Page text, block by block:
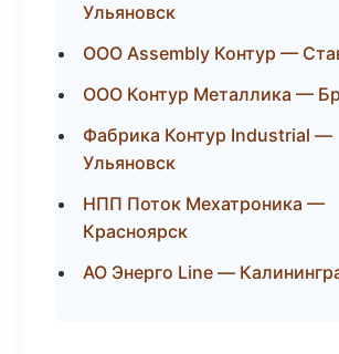
Ульяновск
ООО Assembly Контур —
ООО Контур Металлика —
Фабрика Контур Industrial —
Ульяновск
НПП Поток Мехатроника —
Красноярск
АО Энерго Line —